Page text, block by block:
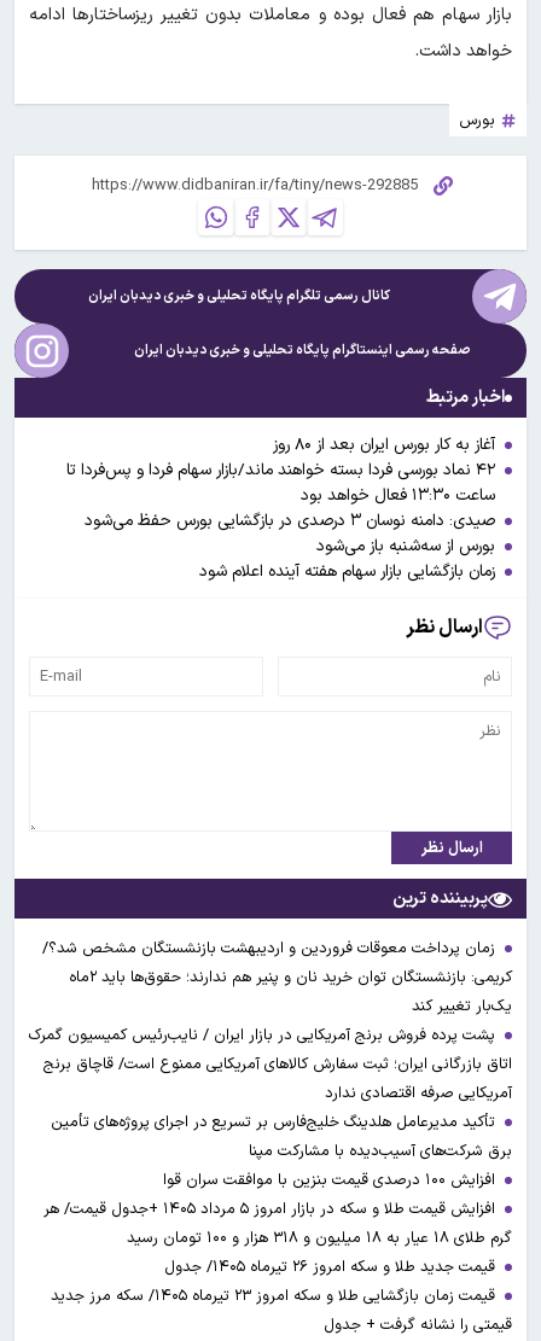
بازار سهام هم فعال بوده و معاملات بدون تغییر ریزساختارها ادامه
خواهد داشت.
بورس
کانال رسمی تلگرام پایگاه تحلیلی و خبریدیدبان ایران
صفحه رسمی اینستاگرام پایگاه تحلیلی و خبریدیدبان ایران
اخبار مرتبط
آغاز به کار بورس ایران بعد از ۸۰ روز
۴۲ نماد بورسی فردا بسته خواهند ماند/بازار سهام فردا و پس‌فردا تا
ساعت ۱۳:۳۰ فعال خواهد بود
صیدی: دامنه نوسان ۳ درصدی در بازگشایی بورس حفظ می‌شود
بورس از سه‌شنبه باز می‌شود
زمان بازگشایی بازار سهام هفته آینده اعلام شود
ارسال نظر
ارسال نظر
پربیننده ترین
زمان پرداخت معوقات فروردین و اردیبهشت بازنشستگان مشخص شد؟/
کریمی: بازنشستگان توان خرید نان و پنیر هم ندارند؛ حقوق‌ها باید ۲ماه
یک‌بار تغییر کند
پشت پرده فروش برنج آمریکایی در بازار ایران / نایب‌رئیس کمیسیون گمرک
اتاق بازرگانی ایران؛ ثبت سفارش کالاهای آمریکایی ممنوع است/ قاچاق برنج
آمریکایی صرفه اقتصادی ندارد
تأکید مدیرعامل هلدینگ خلیج‌فارس بر تسریع در اجرای پروژه‌های تأمین
برق شرکت‌های آسیب‌دیده با مشارکت مپنا
افزایش ۱۰۰ درصدی قیمت بنزین با موافقت سران قوا
افزایش قیمت طلا و سکه در بازار امروز ۵ مرداد ۱۴۰۵ +جدول قیمت/ هر
گرم طلای ۱۸ عیار به ۱۸ میلیون و ۳۱۸ هزار و ۱۰۰ تومان رسید
قیمت جدید طلا و سکه امروز ۲۶ تیرماه ۱۴۰۵/ جدول
قیمت زمان بازگشایی طلا و سکه امروز ۲۳ تیرماه ۱۴۰۵/ سکه مرز جدید
قیمتی را نشانه گرفت + جدول